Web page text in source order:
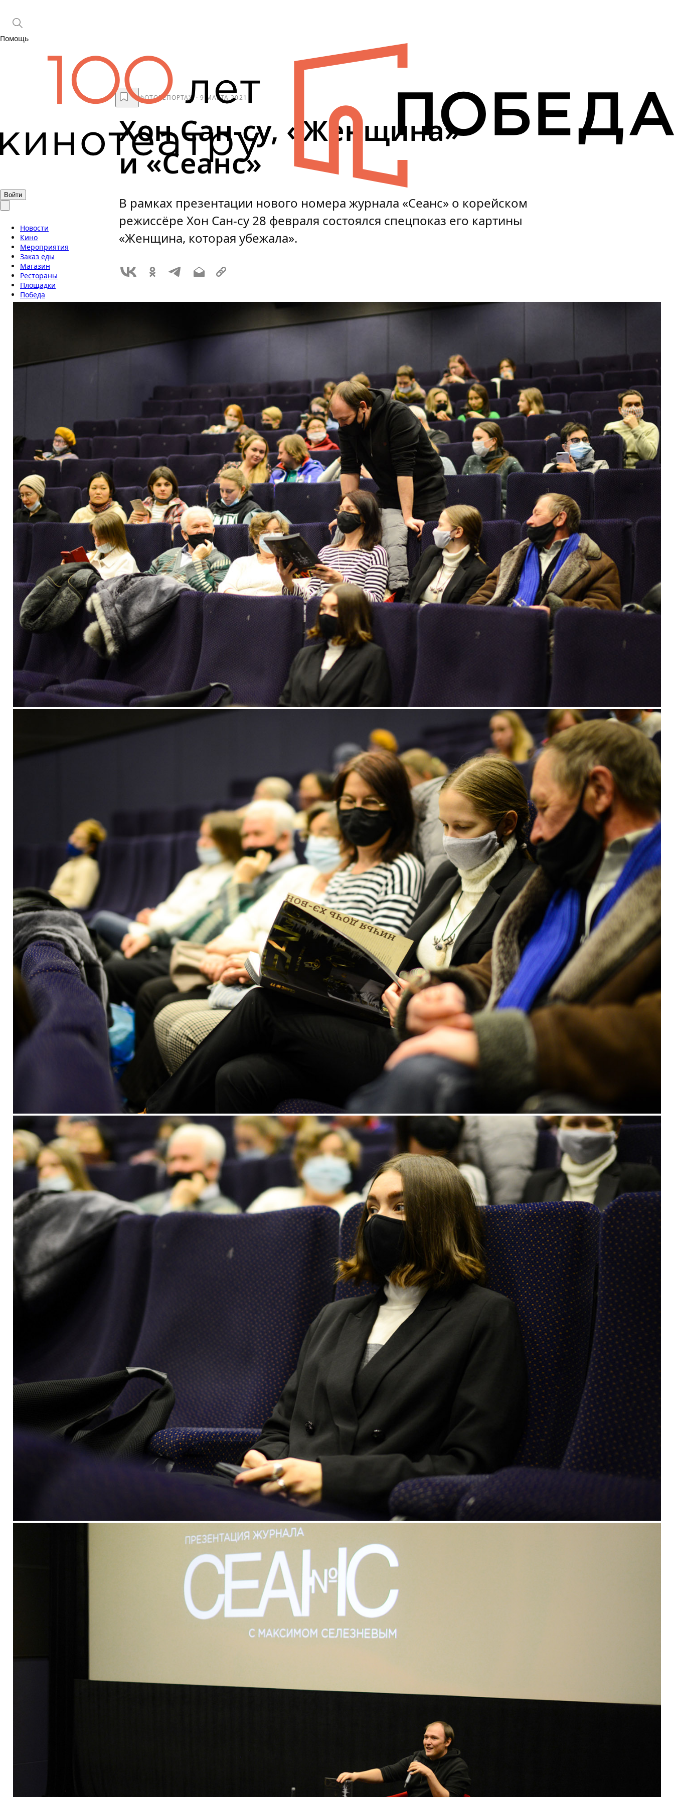
Помощь
Войти
Новости
Кино
Мероприятия
Заказ еды
Магазин
Рестораны
Площадки
Победа
ФОТОРЕПОРТАЖ·9 МАРТА 2021
Хон Сан-су, «Женщина»
и «Сеанс»
В рамках презентации нового номера журнала «Сеанс» о корейском
режиссёре Хон Сан-су 28 февраля состоялся спецпоказ его картины
«Женщина, которая убежала».